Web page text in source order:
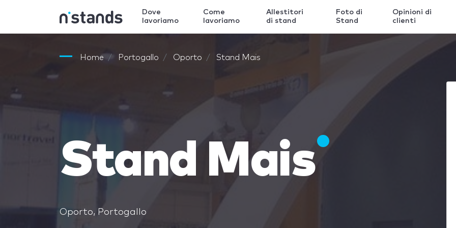
Dove
lavoriamo
Come
lavoriamo
Allestitori
di stand
Foto di
Stand
Opinioni di
clienti
Home Portogallo Oporto Stand Mais
Stand Mais
Oporto, Portogallo